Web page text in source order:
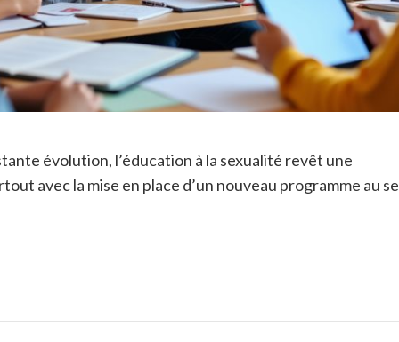
évolution, l’éducation à la sexualité revêt une
avec la mise en place d’un nouveau programme au